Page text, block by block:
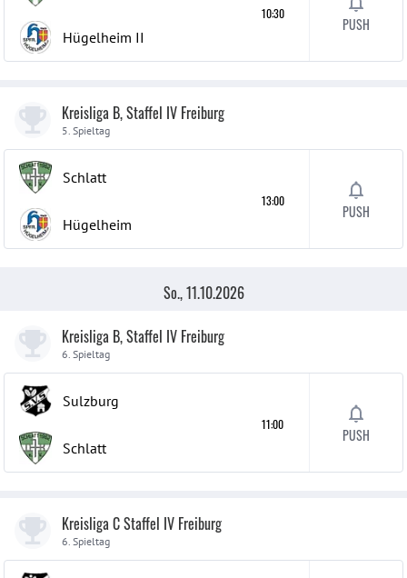
Hügelheim II
10:30
PUSH
Kreisliga B, Staffel IV Freiburg
5. Spieltag
Schlatt
Hügelheim
13:00
PUSH
So., 11.10.2026
Kreisliga B, Staffel IV Freiburg
6. Spieltag
Sulzburg
Schlatt
11:00
PUSH
Kreisliga C Staffel IV Freiburg
6. Spieltag